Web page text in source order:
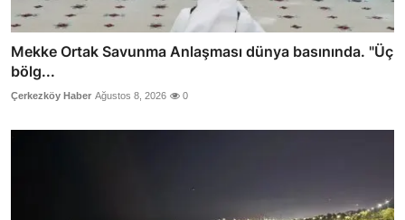
Mekke Ortak Savunma Anlaşması dünya basınında. "Üç
bölg...
Çerkezköy Haber Ağustos 8, 2026 0